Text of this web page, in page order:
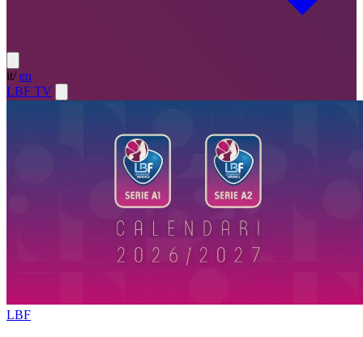
it/ en
LBF TV
LBF